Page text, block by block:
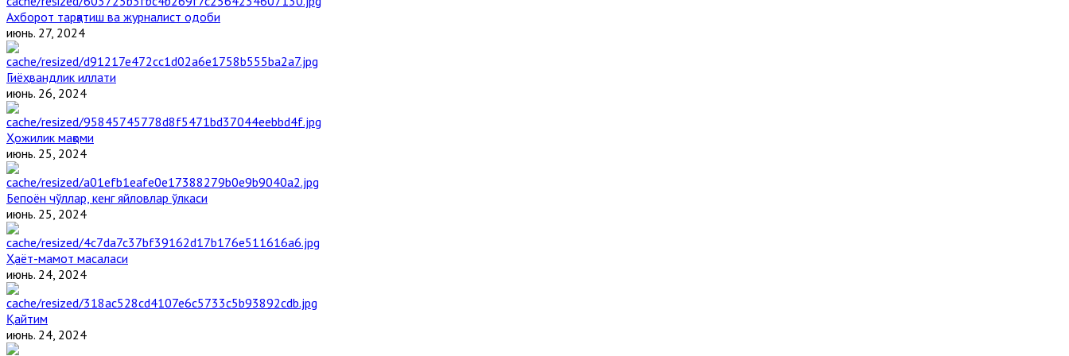
Ахборот тарқатиш ва журналист одоби
июнь. 27, 2024
Гиёҳвандлик иллати
июнь. 26, 2024
Ҳожилик мақоми
июнь. 25, 2024
Бепоён чўллар, кенг яйловлар ўлкаси
июнь. 25, 2024
Ҳаёт-мамот масаласи
июнь. 24, 2024
Қайтим
июнь. 24, 2024